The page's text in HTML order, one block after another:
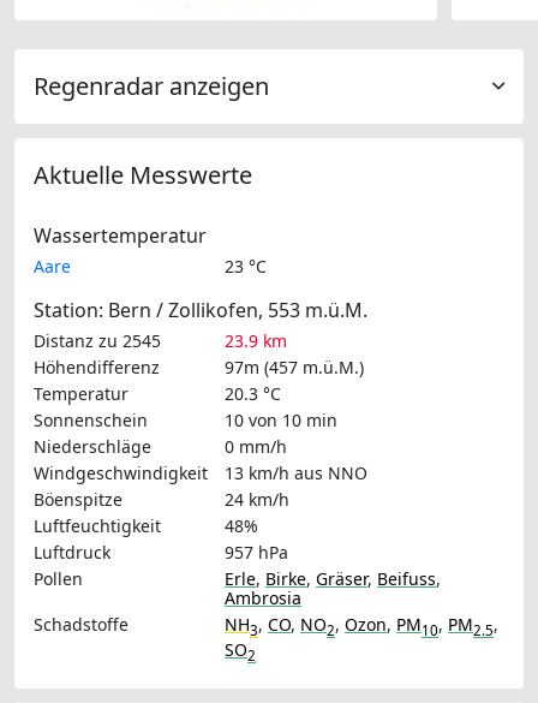
Regenradar anzeigen
Aktuelle Messwerte
Wassertemperatur
Aare 23 °C
Station: Bern / Zollikofen, 553 m.ü.M.
Distanz zu 2545
23.9 km
Höhendifferenz
97m (457 m.ü.M.)
Temperatur
20.3 °C
Sonnenschein
10 von 10 min
Niederschläge
0 mm/h
Windgeschwindigkeit
13 km/h aus NNO
Böenspitze
24 km/h
Luftfeuchtigkeit
48%
Luftdruck
957 hPa
Pollen
Erle, Birke, Gräser, Beifuss,
Ambrosia
Schadstoffe
NH3, CO, NO2, Ozon, PM10, PM2.5,
SO2